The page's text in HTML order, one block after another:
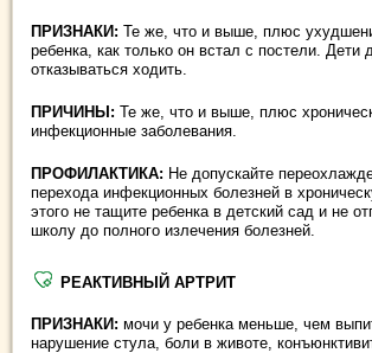
ПРИЗНАКИ: Те же, что и выше, плюс
ребенка, как только он встал с постели. Дети
отказываться ходить.
ПРИЧИНЫ: Те же, что и выше, плюс
инфекционные заболевания.
ПРОФИЛАКТИКА: Не допускайте
перехода инфекционных болезней в
этого не тащите ребенка в детский сад и не
школу до полного излечения болезней.
РЕАКТИВНЫЙ АРТРИТ
ПРИЗНАКИ: мочи у ребенка меньше, чем
нарушение стула, боли в животе,